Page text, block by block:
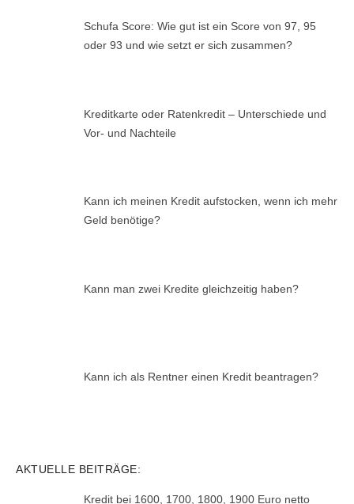
Schufa Score: Wie gut ist ein Score von 97, 95
oder 93 und wie setzt er sich zusammen?
Kreditkarte oder Ratenkredit – Unterschiede und
Vor- und Nachteile
Kann ich meinen Kredit aufstocken, wenn ich mehr
Geld benötige?
Kann man zwei Kredite gleichzeitig haben?
Kann ich als Rentner einen Kredit beantragen?
AKTUELLE BEITRÄGE:
Kredit bei 1600, 1700, 1800, 1900 Euro netto